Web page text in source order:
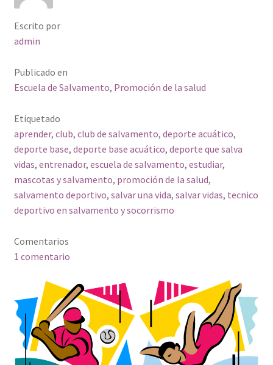
Escrito por
admin
Publicado en
Escuela de Salvamento, Promoción de la salud
Etiquetado
aprender, club, club de salvamento, deporte acuático,
deporte base, deporte base acuático, deporte que salva
vidas, entrenador, escuela de salvamento, estudiar,
mascotas y salvamento, promoción de la salud,
salvamento deportivo, salvar una vida, salvar vidas, tecnico
deportivo en salvamento y socorrismo
Comentarios
1 comentario